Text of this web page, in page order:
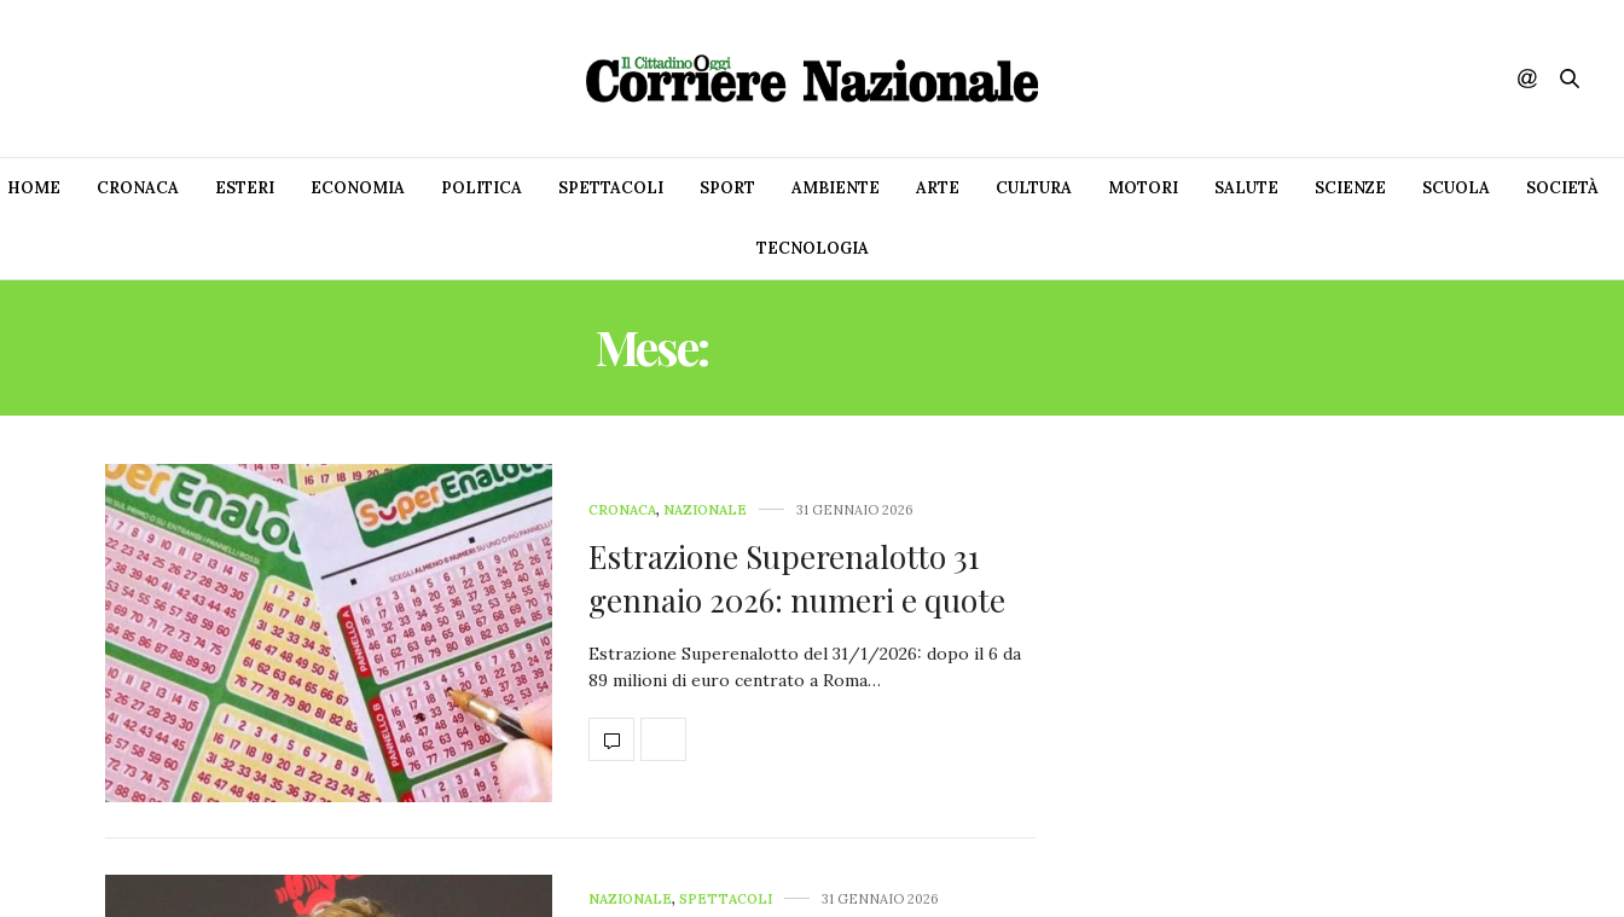
HOME CRONACA ESTERI ECONOMIA POLITICA SPETTACOLI SPORT AMBIENTE ARTE CULTURA MOTORI SALUTE SCIENZE SCUOLA SOCIETÀ
TECNOLOGIA
Mese:
CRONACA, NAZIONALE 31 GENNAIO 2026
Estrazione Superenalotto 31
gennaio 2026: numeri e quote
Estrazione Superenalotto del 31/1/2026: dopo il 6 da
89 milioni di euro centrato a Roma…
NAZIONALE, SPETTACOLI 31 GENNAIO 2026